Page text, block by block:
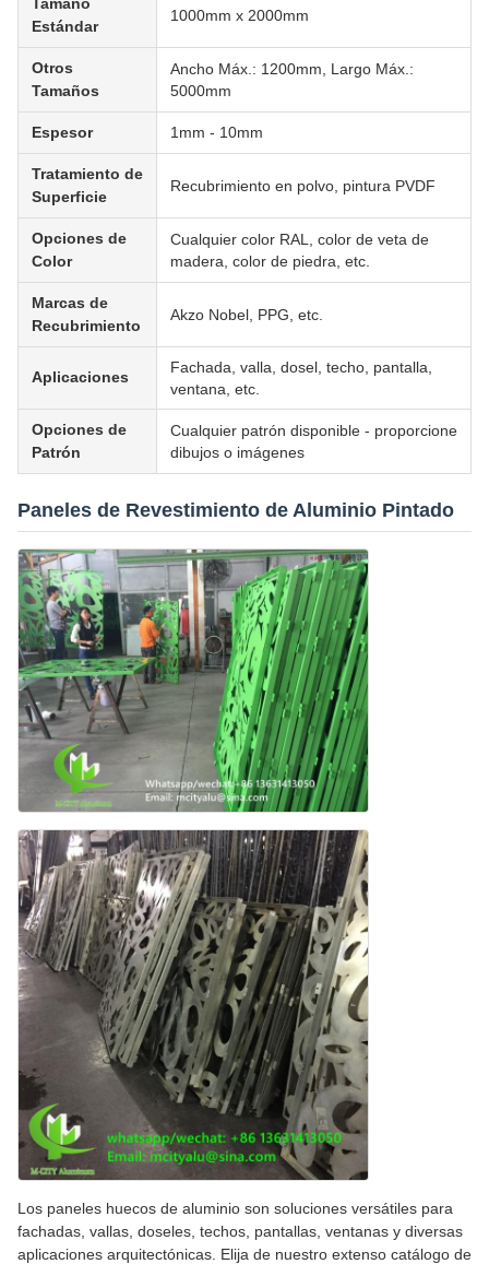
Estándar
1000mm x 2000mm
Otros
Tamaños
Ancho Máx.: 1200mm, Largo Máx.:
5000mm
Espesor 1mm - 10mm
Tratamiento de
Superficie
Recubrimiento en polvo, pintura PVDF
Opciones de
Color
Cualquier color RAL, color de veta de
madera, color de piedra, etc.
Marcas de
Recubrimiento
Akzo Nobel, PPG, etc.
Aplicaciones
Fachada, valla, dosel, techo, pantalla,
ventana, etc.
Opciones de
Patrón
Cualquier patrón disponible - proporcione
dibujos o imágenes
Paneles de Revestimiento de Aluminio Pintado
Los paneles huecos de aluminio son soluciones versátiles para
fachadas, vallas, doseles, techos, pantallas, ventanas y diversas
aplicaciones arquitectónicas. Elija de nuestro extenso catálogo de